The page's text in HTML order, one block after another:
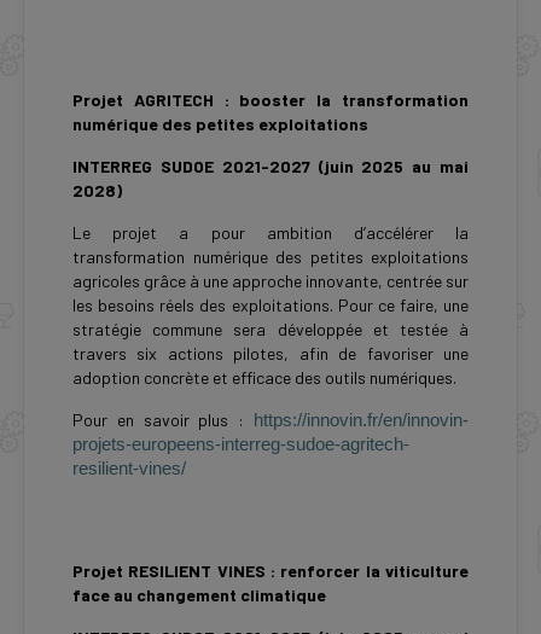
Projet AGRITECH : booster la transformation
numérique des petites exploitations
INTERREG SUDOE 2021-2027 (juin 2025 au mai
2028)
Le projet a pour ambition d’accélérer la
transformation numérique des petites exploitations
agricoles grâce à une approche innovante, centrée sur
les besoins réels des exploitations. Pour ce faire, une
stratégie commune sera développée et testée à
travers six actions pilotes, afin de favoriser une
adoption concrète et efficace des outils numériques.
Pour en savoir plus :
https://innovin.fr/en/innovin-
projets-europeens-interreg-sudoe-agritech-
resilient-vines/
Projet RESILIENT VINES : renforcer la viticulture
face au changement climatique